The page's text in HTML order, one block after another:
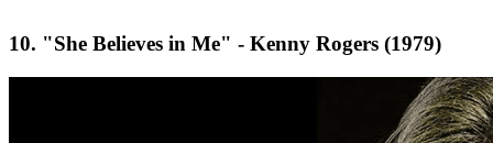
10. "She Believes in Me" - Kenny Rogers (1979)